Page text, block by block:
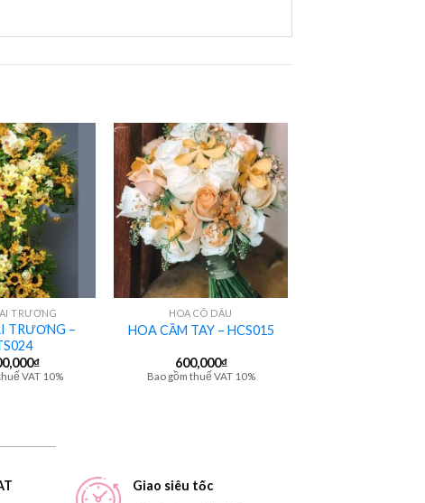
TRƯƠNG
TRƯƠNG –
₫
VAT 10%
HOA CÔ DÂU
HOA CẦM TAY – HCS015
600,000₫
Bao gồm thuế VAT 10%
Giao siêu tốc